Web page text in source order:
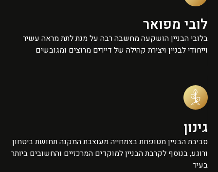
לובי מפואר
בלובי הבניין הושקעה מחשבה רבה על מנת לתת מראה עשיר
וייחודי לבניין ויצירת קהילה של דיירים מרוצים ומגובשים
גינון
סביבת הבניין מטופחת בצמחייה מעוצבת המקנה תחושת ביטחון
ורוגע, בנוסף לקרבת הבניין למוקדים המרכזיים והחשובים ביותר
בעיר